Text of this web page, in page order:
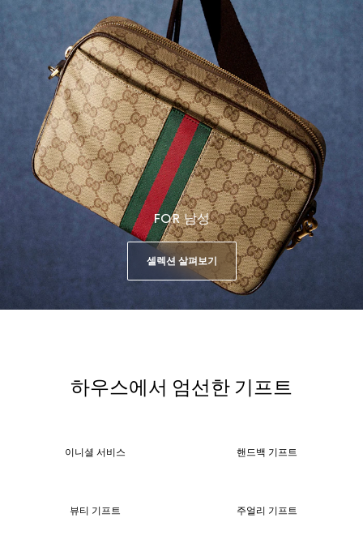
FOR 남성
셀렉션 살펴보기
하우스에서 엄선한 기프트
이니셜 서비스 핸드백 기프트
뷰티 기프트 주얼리 기프트